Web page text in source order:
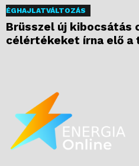
ÉGHAJLATVÁLTOZÁS
Brüsszel új kibocsátás
célértékeket írna elő a